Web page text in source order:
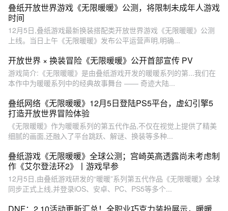
叠纸开放世界游戏《无限暖暖》公测，将限制未成年人游戏
时间
12月5日,叠纸游戏最新换装搭配类开放世界游戏《无限暖暖》公测
上线。当日上午《无限暖暖》发布公平运营声明,明确...
开放世界 × 换装冒险《无限暖暖》公开首部宣传 PV
游戏简介:《无限暖暖》是由叠纸游戏开发的暖暖系列的第...我们在
本作中为暖暖系列中的经典故事舞台 —— 奇迹大陆...
叠纸网络《无限暖暖》12月5日登陆PS5平台，虚幻引擎5
打造开放世界冒险体验
《无限暖暖》作为暖暖系列的第五代作品,不仅在视觉上提供了精美
细腻的画面,还融入了平台跳跃、解谜、换装等多种...
叠纸游戏《无限暖暖》全球公测；宫崎英高透露尚未考虑制
作《艾尔登法环2》丨游戏早参
12月5日,由叠纸游戏研发的“暖暖”系列第五代作品《无限暖暖》全球
同步正式上线,并登录iOS、安卓、PC、PS5等多个...